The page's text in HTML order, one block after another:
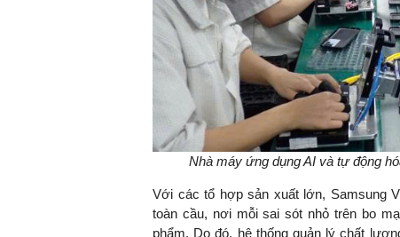
Nhà máy ứng dụng AI và tự động
Với các tổ hợp sản xuất lớn, Samsung
toàn cầu, nơi mỗi sai sót nhỏ trên bo
phẩm. Do đó, hệ thống quản lý chất